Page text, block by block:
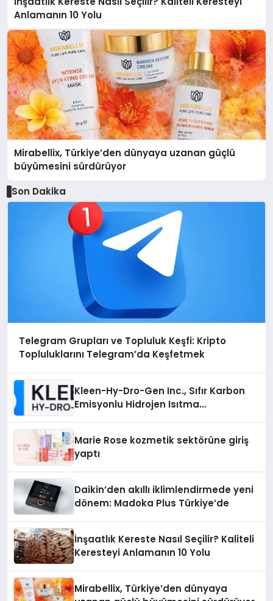
Anlamanın 10 Yolu
Mirabellix, Türkiye’den dünyaya uzanan güçlü
büyümesini sürdürüyor
Son Dakika
Telegram Grupları ve Topluluk Keşfi: Kripto
Topluluklarını Telegram’da Keşfetmek
Kleen-Hy-Dro-Gen Inc., Sıfır Karbon
Emisyonlu Hidrojen Isıtma
Marie Rose kozmetik sektörüne giriş
yaptı
Daikin’den akıllı iklimlendirmede yeni
dönem: Madoka Plus Türkiye’de
İnşaatlık Kereste Nasıl Seçilir? Kaliteli
Keresteyi Anlamanın 10 Yolu
Mirabellix, Türkiye’den dünyaya